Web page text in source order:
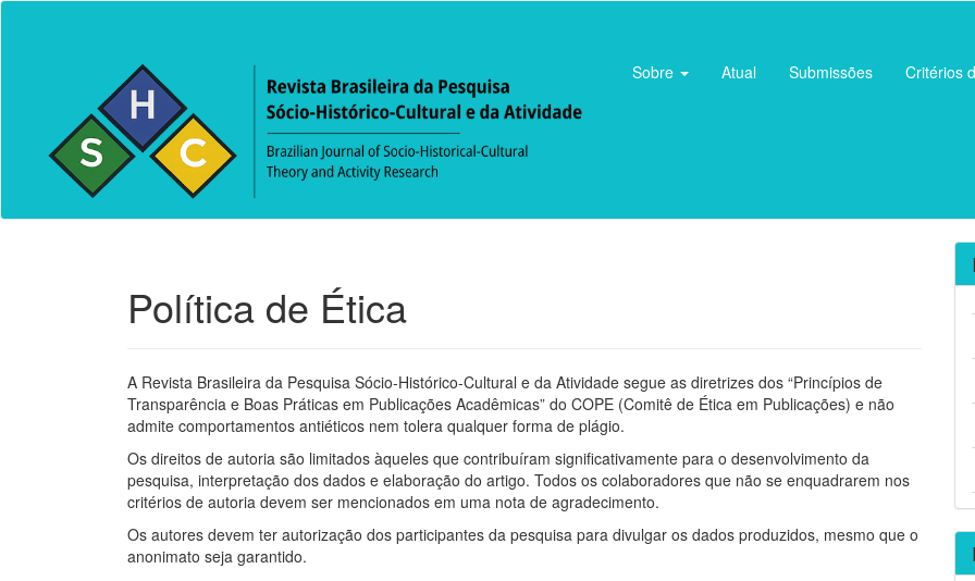
Acesso
Navegação
Principal
Sobre Atual Submissões Critérios
Política de Ética
A Revista Brasileira da Pesquisa Sócio-Histórico-Cultural e da Atividade segue as diretrizes dos “Princípios de
Transparência e Boas Práticas em Publicações Acadêmicas” do COPE (Comitê de Ética em Publicações) e não
admite comportamentos antiéticos nem tolera qualquer forma de plágio.
Os direitos de autoria são limitados àqueles que contribuíram significativamente para o desenvolvimento da
pesquisa, interpretação dos dados e elaboração do artigo. Todos os colaboradores que não se enquadrarem nos
critérios de autoria devem ser mencionados em uma nota de agradecimento.
Os autores devem ter autorização dos participantes da pesquisa para divulgar os dados produzidos, mesmo que o
anonimato seja garantido.